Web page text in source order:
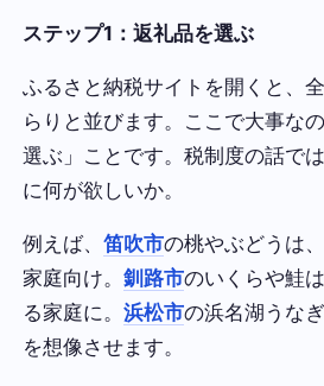
ステップ1：返礼品を選ぶ
ふるさと納税サイトを開くと、
らりと並びます。ここで大事な
選ぶ」ことです。税制度の話で
に何が欲しいか。
例えば、笛吹市の桃やぶどうは
家庭向け。釧路市のいくらや鮭
る家庭に。浜松市の浜名湖うな
を想像させます。